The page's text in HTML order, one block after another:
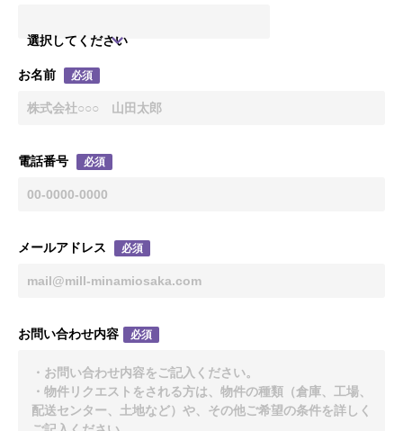
選択してください
お名前 必須
電話番号 必須
メールアドレス 必須
お問い合わせ内容 必須